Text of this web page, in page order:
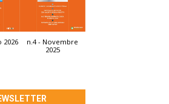
2026
n.4 - Novembre
2025